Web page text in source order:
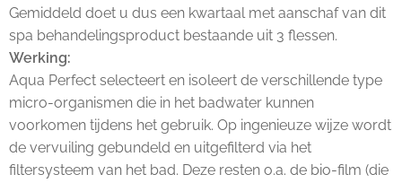
Gemiddeld doet u dus een kwartaal met aanschaf van dit
spa behandelingsproduct bestaande uit 3 flessen.
Werking:
Aqua Perfect selecteert en isoleert de verschillende type
micro-organismen die in het badwater kunnen
voorkomen tijdens het gebruik. Op ingenieuze wijze wordt
de vervuiling gebundeld en uitgefilterd via het
filtersysteem van het bad. Deze resten o.a. de bio-film (die